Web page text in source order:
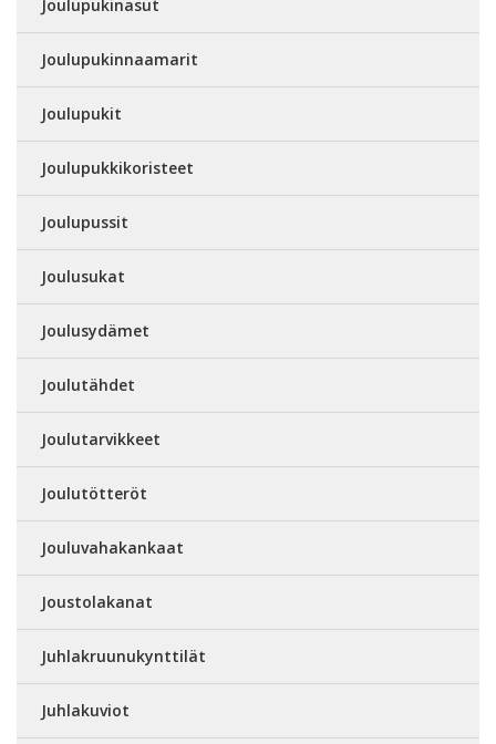
Joulupukinasut
Joulupukinnaamarit
Joulupukit
Joulupukkikoristeet
Joulupussit
Joulusukat
Joulusydämet
Joulutähdet
Joulutarvikkeet
Joulutötteröt
Jouluvahakankaat
Joustolakanat
Juhlakruunukynttilät
Juhlakuviot